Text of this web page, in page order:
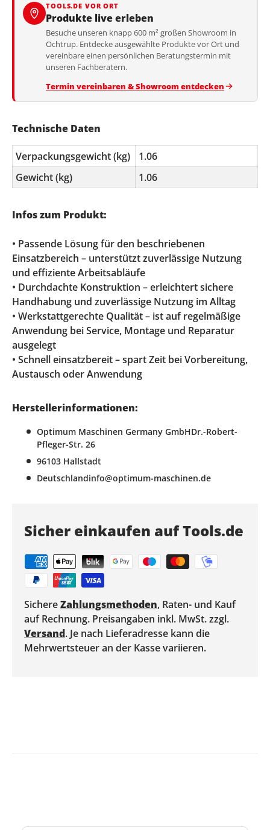
TOOLS.DE VOR ORT
Produkte live erleben
Besuche unseren knapp 600 m² großen Showroom in
Ochtrup. Entdecke ausgewählte Produkte vor Ort und
vereinbare einen persönlichen Beratungstermin mit
unseren Fachberatern.
Termin vereinbaren & Showroom entdecken
Technische Daten
Verpackungsgewicht (kg)
1.06
Gewicht (kg)
1.06
Infos zum Produkt:
• Passende Lösung für den beschriebenen
Einsatzbereich – unterstützt zuverlässige Nutzung
und effiziente Arbeitsabläufe
• Durchdachte Konstruktion – erleichtert sichere
Handhabung und zuverlässige Nutzung im Alltag
• Werkstattgerechte Qualität – ist auf regelmäßige
Anwendung bei Service, Montage und Reparatur
ausgelegt
• Schnell einsatzbereit – spart Zeit bei Vorbereitung,
Austausch oder Anwendung
Herstellerinformationen:
Optimum Maschinen Germany GmbHDr.-Robert-
Pfleger-Str. 26
96103 Hallstadt
Deutschlandinfo@optimum-maschinen.de
Sicher einkaufen auf Tools.de
SichereZahlungsmethoden, Raten- und Kauf
auf Rechnung. Preisangaben inkl. MwSt. zzgl.
Versand. Je nach Lieferadresse kann die
Mehrwertsteuer an der Kasse variieren.